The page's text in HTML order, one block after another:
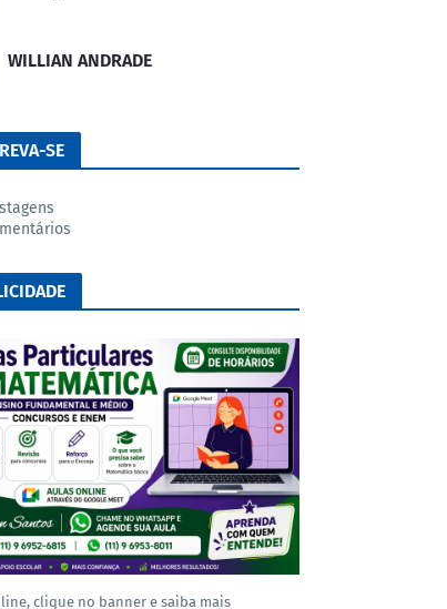
WILLIAN ANDRADE
SE
clique no banner e saiba mais